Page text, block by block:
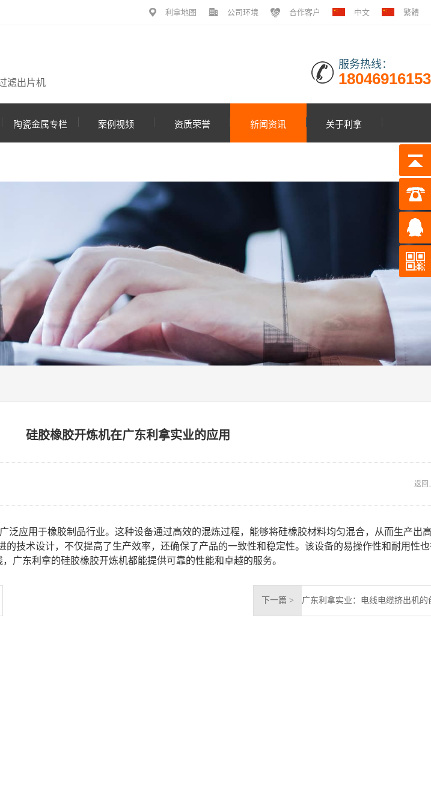
利拿地图 公司环境 合作客户 中文 繁體
滤出片机
服务热线：
18046916153
陶瓷金属专栏 案例视频 资质荣誉 新闻资讯 关于利拿
硅胶橡胶开炼机在广东利拿实业的应用
返回
泛应用于橡胶制品行业。这种设备通过高效的混炼过程，能够将硅橡胶材料均匀混合，从而生产出
的技术设计，不仅提高了生产效率，还确保了产品的一致性和稳定性。该设备的易操作性和耐用性
广东利拿的硅胶橡胶开炼机都能提供可靠的性能和卓越的服务。
下一篇 >